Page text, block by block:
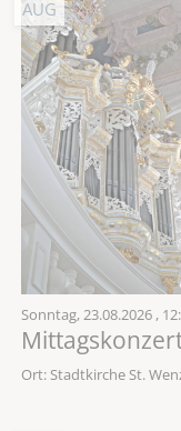
AUG
Sonntag,23.08.2026 ,
Ort: Stadtkirche St.